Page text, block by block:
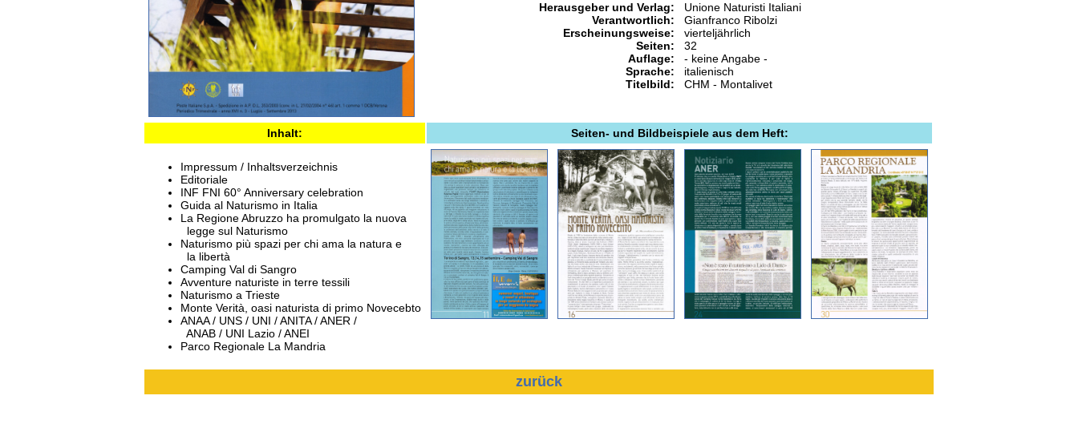
Herausgeber und Verlag:
Verantwortlich:
Erscheinungsweise:
Seiten:
Auflage:
Sprache:
Titelbild:
Unione Naturisti Italiani
Gianfranco Ribolzi
vierteljährlich
32
- keine Angabe -
italienisch
CHM - Montalivet
Inhalt: Seiten- und Bildbeispiele aus dem Heft:
Impressum / Inhaltsverzeichnis
Editoriale
INF FNI 60° Anniversary celebration
Guida al Naturismo in Italia
La Regione Abruzzo ha promulgato la nuova
legge sul Naturismo
Naturismo più spazi per chi ama la natura e
la libertà
Camping Val di Sangro
Avventure naturiste in terre tessili
Naturismo a Trieste
Monte Verità, oasi naturista di primo Novecebto
ANAA / UNS / UNI / ANITA / ANER /
ANAB / UNI Lazio / ANEI
Parco Regionale La Mandria
zurück